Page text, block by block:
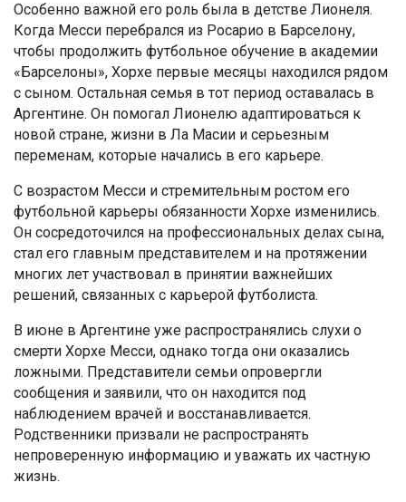
Особенно важной его роль была в детстве Лионеля.
Когда Месси перебрался из Росарио в Барселону,
чтобы продолжить футбольное обучение в академии
«Барселоны», Хорхе первые месяцы находился рядом
с сыном. Остальная семья в тот период оставалась в
Аргентине. Он помогал Лионелю адаптироваться к
новой стране, жизни в Ла Масии и серьезным
переменам, которые начались в его карьере.
С возрастом Месси и стремительным ростом его
футбольной карьеры обязанности Хорхе изменились.
Он сосредоточился на профессиональных делах сына,
стал его главным представителем и на протяжении
многих лет участвовал в принятии важнейших
решений, связанных с карьерой футболиста.
В июне в Аргентине уже распространялись слухи о
смерти Хорхе Месси, однако тогда они оказались
ложными. Представители семьи опровергли
сообщения и заявили, что он находится под
наблюдением врачей и восстанавливается.
Родственники призвали не распространять
непроверенную информацию и уважать их частную
жизнь.